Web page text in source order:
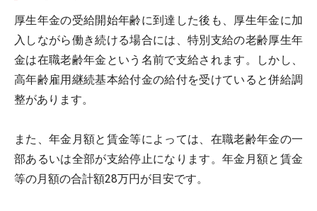
厚生年金の受給開始年齢に到達した後も、厚生年金に加
入しながら働き続ける場合には、特別支給の老齢厚生年
金は在職老齢年金という名前で支給されます。しかし、
高年齢雇用継続基本給付金の給付を受けていると併給調
整があります。
また、年金月額と賃金等によっては、在職老齢年金の一
部あるいは全部が支給停止になります。年金月額と賃金
等の月額の合計額28万円が目安です。